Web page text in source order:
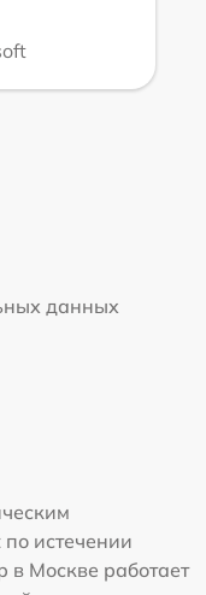
данных
истечении
в Москве работает